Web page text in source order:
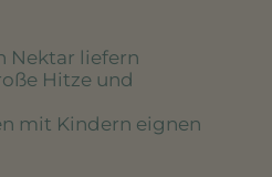
Nektar liefern
Hitze und
mit Kindern eignen